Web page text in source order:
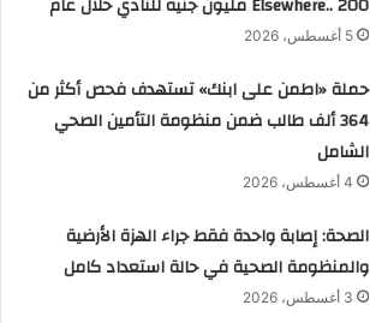
5 أغسطس، 2026
حملة «اطمن على ابنك» تستهدف فحص أكثر من
364 ألف طالب ضمن منظومة التأمين الصحي
الشامل
4 أغسطس، 2026
الصحة: إصابة واحدة فقط جراء الهزة الأرضية
والمنظومة الصحية في حالة استعداد كامل
3 أغسطس، 2026